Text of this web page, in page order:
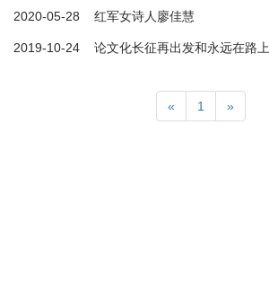
2020-05-28 红军女诗人廖佳慧
2019-10-24 论文化长征再出发和永远在路上
« 1 »